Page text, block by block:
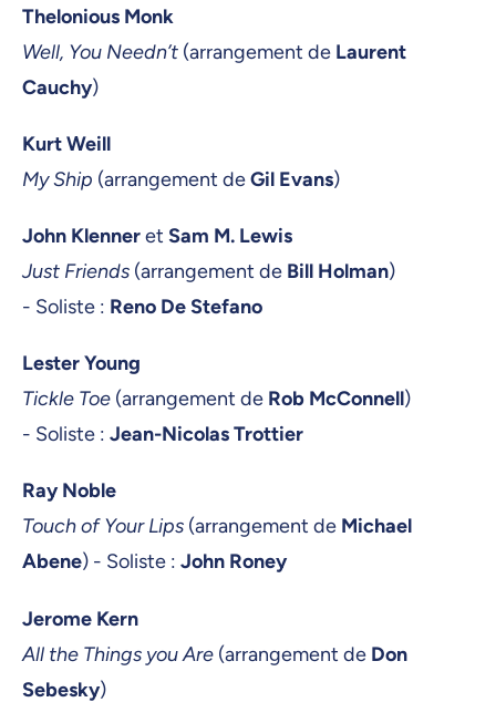
Thelonious Monk
Well, You Needn’t (arrangement de Laurent
Cauchy)
Kurt Weill
My Ship (arrangement deGil Evans)
John Klenneret Sam M. Lewis
Just Friends (arrangement de Bill Holman)
- Soliste : Reno De Stefano
Lester Young
Tickle Toe (arrangement de Rob McConnell)
- Soliste : Jean-Nicolas Trottier
Ray Noble
Touch of Your Lips (arrangement de Michael
Abene) - Soliste : John Roney
Jerome Kern
All the Things you Are (arrangement de Don
Sebesky)